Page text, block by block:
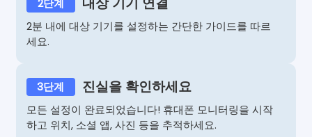
2단계
2분 내에 대상 기기를 설정하는 간단한 가이드를 따르
세요.
3단계 진실을 확인하세요
모든 설정이 완료되었습니다! 휴대폰 모니터링을 시작
하고 위치, 소셜 앱, 사진 등을 추적하세요.